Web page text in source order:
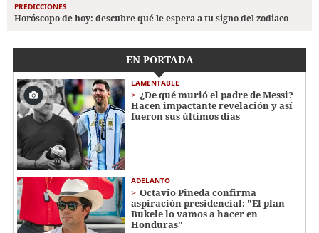
PREDICCIONES
Horóscopo de hoy: descubre qué le espera a tu signo del zodiaco
EN PORTADA
LAMENTABLE
¿De qué murió el padre de Messi?
Hacen impactante revelación y así
fueron sus últimos días
ADELANTO
Octavio Pineda confirma
aspiración presidencial: "El plan
Bukele lo vamos a hacer en
Honduras"